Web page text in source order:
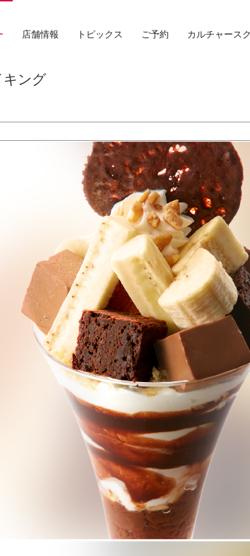
店舗情報 トピックス ご予約 カルチャース
キング